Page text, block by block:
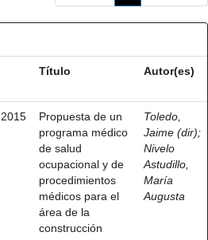
Título Autor(es)
2015
Propuesta de un
programa médico
de salud
ocupacional y de
procedimientos
médicos para el
área de la
construcción
Toledo,
Jaime (dir);
Nivelo
Astudillo,
María
Augusta